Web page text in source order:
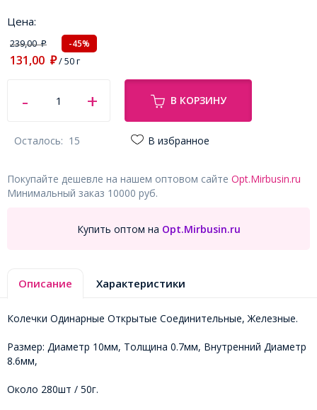
Цена:
239,00₽ -45%
131,00 ₽/ 50 г
В КОРЗИНУ
Осталось: 15 В избранное
Покупайте дешевле на нашем оптовом сайте Opt.Mirbusin.ru
Минимальный заказ 10000 руб.
Купить оптом на Opt.Mirbusin.ru
Описание Характеристики
Колечки Одинарные Открытые Соединительные, Железные.
Размер: Диаметр 10мм, Толщина 0.7мм, Внутренний Диаметр
8.6мм,
Около 280шт / 50г.